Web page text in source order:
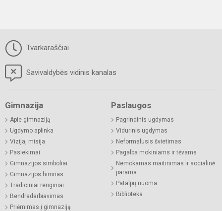
Tvarkaraščiai
Savivaldybės vidinis kanalas
Gimnazija
Apie gimnaziją
Ugdymo aplinka
Vizija, misija
Pasiekimai
Gimnazijos simboliai
Gimnazijos himnas
Tradiciniai renginiai
Bendradarbiavimas
Priėmimas į gimnaziją
Paslaugos
Pagrindinis ugdymas
Vidurinis ugdymas
Neformalusis švietimas
Pagalba mokiniams ir tėvams
Nemokamas maitinimas ir socialinė
parama
Patalpų nuoma
Biblioteka